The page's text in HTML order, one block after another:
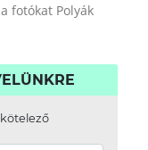
fotókat Polyák